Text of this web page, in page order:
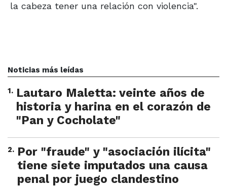
la cabeza tener una relación con violencia".
Noticias más leídas
1. Lautaro Maletta: veinte años de
historia y harina en el corazón de
"Pan y Cocholate"
2. Por "fraude" y "asociación ilícita"
tiene siete imputados una causa
penal por juego clandestino